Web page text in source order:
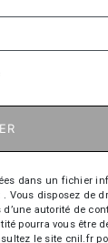
dans un fichier
disposez de
autorité de
pourra vous être
le site cnil.fr